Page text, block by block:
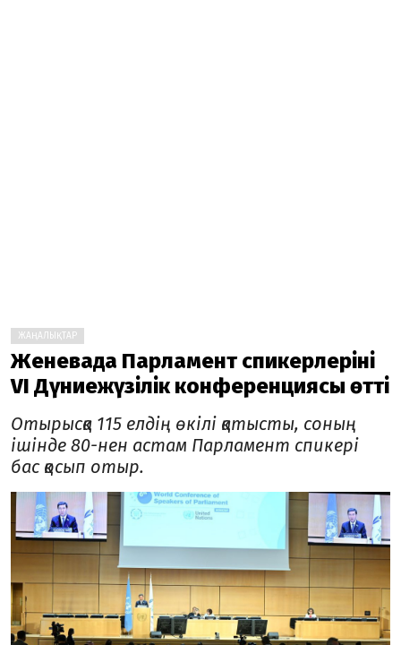
ЖАҢАЛЫҚТАР
Женевада Парламент спикерлерінің
VI Дүниежүзілік конференциясы өтті
Отырысқа 115 елдің өкілі қатысты, соның
ішінде 80-нен астам Парламент спикері
бас қосып отыр.